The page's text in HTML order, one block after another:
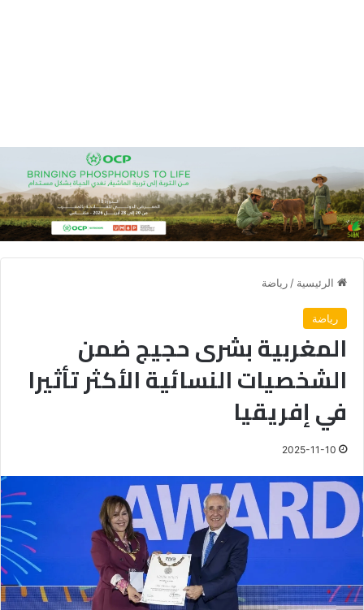
الرئيسية / رياضة
رياضة
المغربية بشرى حجيج ضمن
الشخصيات النسائية الأكثر تأثيرا
في إفريقيا
2025-11-10